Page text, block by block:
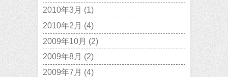
2010年3月 (1)
2010年2月 (4)
2009年10月 (2)
2009年8月 (2)
2009年7月 (4)